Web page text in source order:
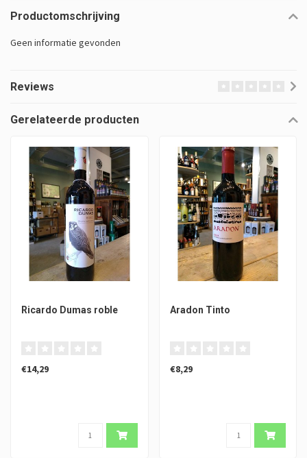
Productomschrijving
Geen informatie gevonden
Reviews
Gerelateerde producten
Ricardo Dumas roble
€14,29
Aradon Tinto
€8,29